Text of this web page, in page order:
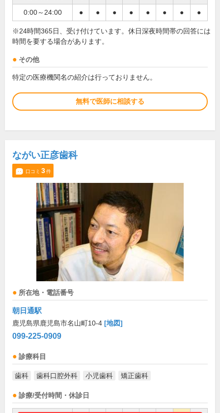
0:00～24:00 ● ● ● ● ● ● ● ●
※24時間365日、受け付けています。休日深夜時間帯の回答には
時間を要する場合があります。
その他
特定の医療機関名の紹介は行っておりません。
無料で医師に相談する
ながい正彦歯科
口コミ 3件
所在地・電話番号
朝日通駅
鹿児島県鹿児島市名山町10-4 [地図]
099-225-0909
診療科目
歯科 歯科口腔外科 小児歯科 矯正歯科
診療/受付時間・休診日